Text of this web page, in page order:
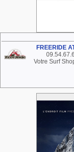
FREERIDE
Votre Surf